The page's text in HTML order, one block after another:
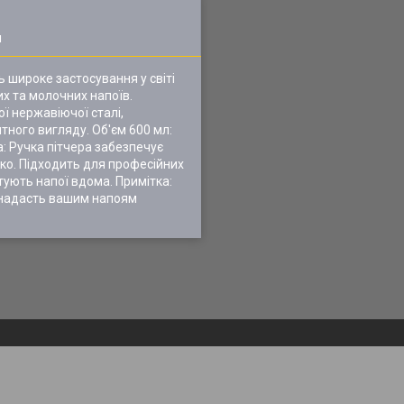
широке застосування у світі
та молочних напоїв.
нержавіючої сталі,
вигляду. Об'єм 600 мл:
Ручка пітчера забезпечує
Підходить для професійних
напої вдома. Примітка:
надасть вашим напоям